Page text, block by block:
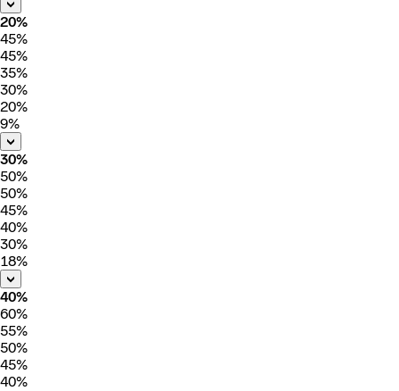
20%
45%
45%
35%
30%
20%
9%
30%
50%
50%
45%
40%
30%
18%
40%
60%
55%
50%
45%
40%